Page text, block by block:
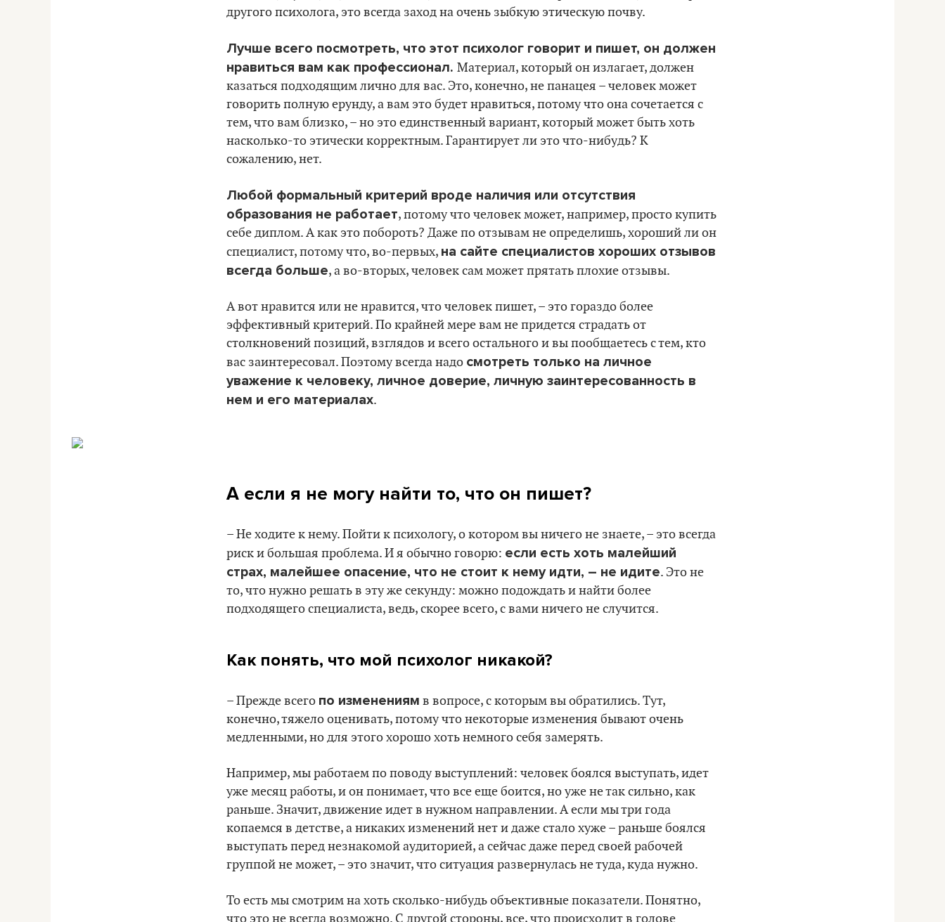
другого психолога, это всегда заход на очень зыбкую этическую почву.
Лучше всего посмотреть, что этот психолог говорит и пишет, он должен
нравиться вам как профессионал. Материал, который он излагает, должен
казаться подходящим лично для вас. Это, конечно, не панацея – человек может
говорить полную ерунду, а вам это будет нравиться, потому что она сочетается с
тем, что вам близко, – но это единственный вариант, который может быть хоть
насколько-то этически корректным. Гарантирует ли это что-нибудь? К
сожалению, нет.
Любой формальный критерий вроде наличия или отсутствия
образования не работает, потому что человек может, например, просто купить
себе диплом. А как это побороть? Даже по отзывам не определишь, хороший ли он
специалист, потому что, во-первых, на сайте специалистов хороших отзывов
всегда больше, а во-вторых, человек сам может прятать плохие отзывы.
А вот нравится или не нравится, что человек пишет, – это гораздо более
эффективный критерий. По крайней мере вам не придется страдать от
столкновений позиций, взглядов и всего остального и вы пообщаетесь с тем, кто
вас заинтересовал. Поэтому всегда надо смотреть только на личное
уважение к человеку, личное доверие, личную заинтересованность в
нем и его материалах.
А если я не могу найти то, что он пишет?
– Не ходите к нему. Пойти к психологу, о котором вы ничего не знаете, – это всегда
риск и большая проблема. И я обычно говорю: если есть хоть малейший
страх, малейшее опасение, что не стоит к нему идти, – не идите. Это не
то, что нужно решать в эту же секунду: можно подождать и найти более
подходящего специалиста, ведь, скорее всего, с вами ничего не случится.
Как понять, что мой психолог никакой?
– Прежде всего по изменениям в вопросе, с которым вы обратились. Тут,
конечно, тяжело оценивать, потому что некоторые изменения бывают очень
медленными, но для этого хорошо хоть немного себя замерять.
Например, мы работаем по поводу выступлений: человек боялся выступать, идет
уже месяц работы, и он понимает, что все еще боится, но уже не так сильно, как
раньше. Значит, движение идет в нужном направлении. А если мы три года
копаемся в детстве, а никаких изменений нет и даже стало хуже – раньше боялся
выступать перед незнакомой аудиторией, а сейчас даже перед своей рабочей
группой не может, – это значит, что ситуация развернулась не туда, куда нужно.
То есть мы смотрим на хоть сколько-нибудь объективные показатели. Понятно,
что это не всегда возможно. С другой стороны, все, что происходит в голове